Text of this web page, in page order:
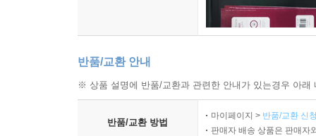
반품/교환 안내
※ 상품 설명에 반품/교환과 관련한 안내가 있는경우 아
반품/교환 방법
마이페이지 > 반품/교환 신
판매자 배송 상품은 판매자